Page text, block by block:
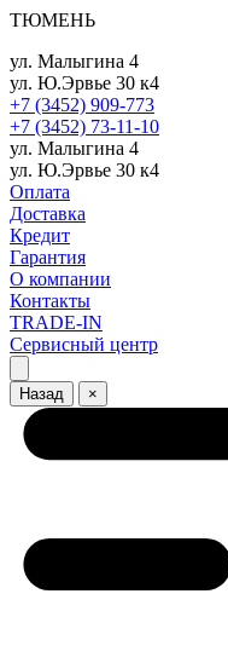
ТЮМЕНЬ
ул. Малыгина 4
ул. Ю.Эрвье 30 к4
+7 (3452) 909-773
+7 (3452) 73-11-10
ул. Малыгина 4
ул. Ю.Эрвье 30 к4
Оплата
Доставка
Кредит
Гарантия
О компании
Контакты
TRADE-IN
Сервисный центр
Назад ×